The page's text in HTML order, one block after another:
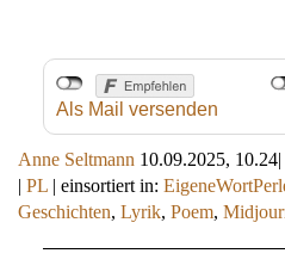
Als Mail versenden
Anne Seltmann 10.09.2025, 10.24|
| PL | einsortiert in:
Geschichten, Lyrik, Poem,